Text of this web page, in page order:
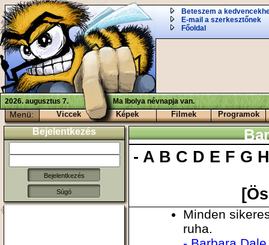
Beteszem a
E-mail a szerkesztőnek
Főoldal
2026. augusztus 7. Ma Ibolya névnapja van.
Menü: Viccek Képek Filmek Programok
Bejelentkezés
Súgó
-A B C D E F G
Minden
ruha.